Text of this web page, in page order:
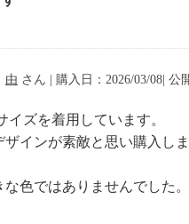
由 さん | 購入日：2026/03/08| 公
イズを着用しています。
インが素敵と思い購入し
色ではありませんでした。